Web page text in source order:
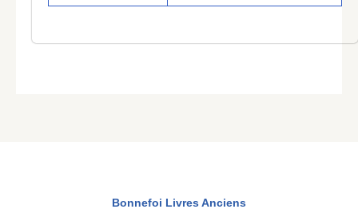
Bonnefoi Livres Anciens